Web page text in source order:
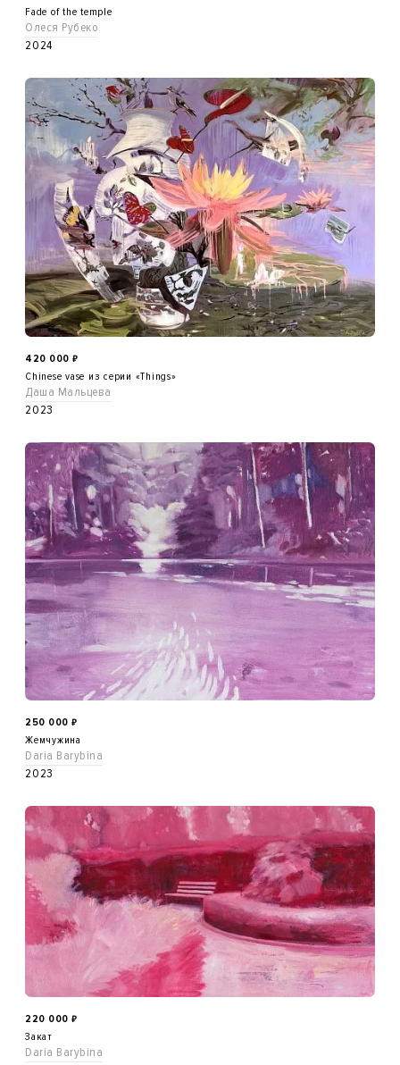
Fade of the temple
Олеся Рубеко
2024
420 000 ₽
Chinese vase из серии «Things»
Даша Мальцева
2023
250 000 ₽
Жемчужина
Daria Barybina
2023
220 000 ₽
Закат
Daria Barybina